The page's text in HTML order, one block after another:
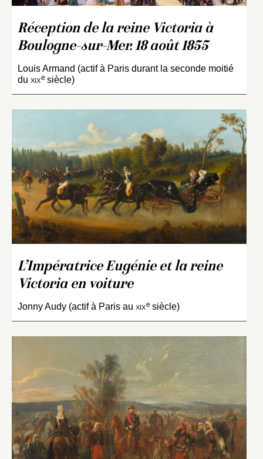
Réception de la reine Victoria à
Boulogne-sur-Mer. 18 août 1855
Louis Armand (actif à Paris durant la seconde moitié
du xixe siècle)
L’Impératrice Eugénie et la reine
Victoria en voiture
Jonny Audy (actif à Paris au xixe siècle)